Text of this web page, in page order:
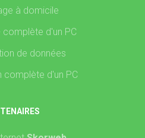
à domicile
complète d'un PC
de données
complète d'un PC